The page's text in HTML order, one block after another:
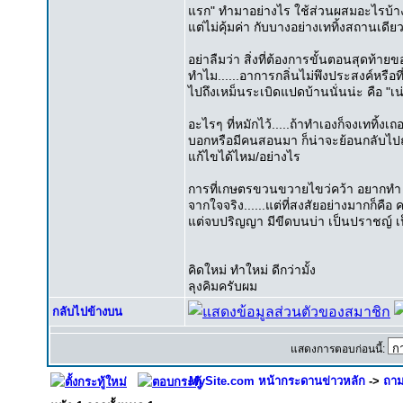
แรก" ทำมาอย่างไร ใช้ส่วนผสมอะไรบ้
แต่ไม่คุ้มค่า กับบางอย่างเททิ้งสถานเดียว
อย่าลืมว่า สิ่งที่ต้องการขั้นตอนสุดท้าย
ทำไม......อาการกลิ่นไม่พึงประสงค์หรื
ไปถึงเหม็นระเบิดแปดบ้านนั่นน่ะ คือ "เ
อะไรๆ ที่หมักไว้.....ถ้าทำเองก็จงเททิ้ง
บอกหรือมีคนสอนมา ก็น่าจะย้อนกลับไ
แก้ไขได้ไหม/อย่างไร
การที่เกษตรขวนขวายไขว่คว้า อยาก
จากใจจริง......แต่ที่สงสัยอย่างมากก็คื
แต่จบปริญญา มีขีดบนบ่า เป็นปราชญ์ เ
คิดใหม่ ทำใหม่ ดีกว่ามั้ง
ลุงคิมครับผม
กลับไปข้างบน
แสดงการตอบก่อนนี้:
MySite.com หน้ากระดานข่าวหลัก -> ถา